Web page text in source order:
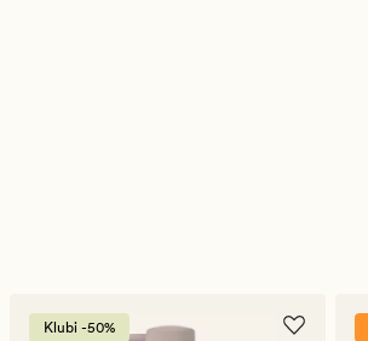
Klubi -50%